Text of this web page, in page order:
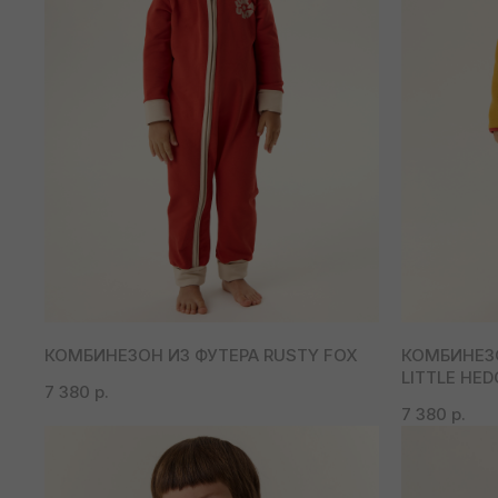
КОМБИНЕЗОН ИЗ ФУТЕРА RUSTY FOX
7 380 р.
LITTLE
7 380 р.